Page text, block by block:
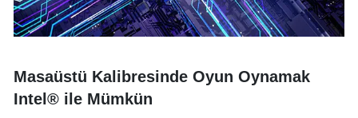
Masaüstü Kalibresinde Oyun Oynamak
Intel® ile Mümkün